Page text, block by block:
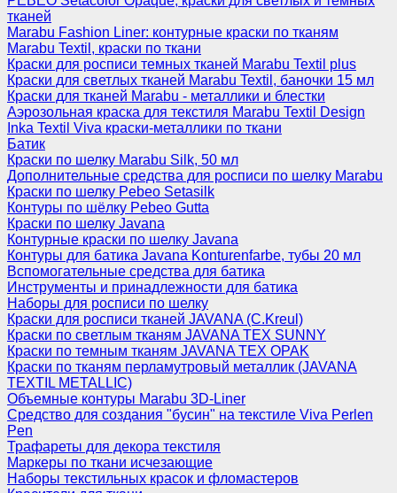
тканей
Marabu Fashion Liner: контурные краски по тканям
Marabu Textil, краски по ткани
Краски для росписи темных тканей Marabu Textil plus
Краски для светлых тканей Marabu Textil, баночки 15 мл
Краски для тканей Marabu - металлики и блестки
Аэрозольная краска для текстиля Marabu Textil Design
Inka Textil Viva краски-металлики по ткани
Батик
Краски по шелку Marabu Silk, 50 мл
Дополнительные средства для росписи по шелку Marabu
Краски по шелку Pebeo Setasilk
Контуры по шёлку Pebeo Gutta
Краски по шелку Javana
Контурные краски по шелку Javana
Контуры для батика Javana Konturenfarbe, тубы 20 мл
Вспомогательные средства для батика
Инструменты и принадлежности для батика
Наборы для росписи по шелку
Краски для росписи тканей JAVANA (C.Kreul)
Краски по светлым тканям JAVANA TEX SUNNY
Краски по темным тканям JAVANA TEX OPAK
Краски по тканям перламутровый металлик (JAVANA
TEXTIL METALLIC)
Объемные контуры Marabu 3D-Liner
Средство для создания "бусин" на текстиле Viva Perlen
Pen
Трафареты для декора текстиля
Маркеры по ткани исчезающие
Наборы текстильных красок и фломастеров